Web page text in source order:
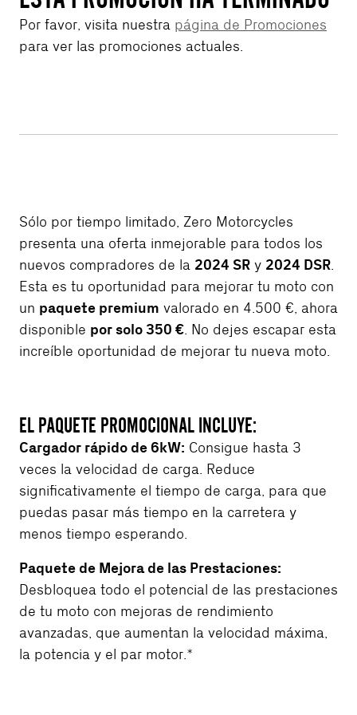
Por favor, visita nuestra página de Promociones
para ver las promociones actuales.
Sólo por tiempo limitado, Zero Motorcycles
presenta una oferta inmejorable para todos los
nuevos compradores de la 2024 SR y 2024 DSR
Esta es tu oportunidad para mejorar tu moto con
un paquete premium valorado en 4.500 €, ahora
disponible por solo 350 € . No dejes escapar esta
increíble oportunidad de mejorar tu nueva moto.
EL PAQUETE PROMOCIONAL INCLUYE:
Cargador rápido de 6kW: Consigue hasta 3
veces la velocidad de carga. Reduce
significativamente el tiempo de carga, para que
puedas pasar más tiempo en la carretera y
menos tiempo esperando.
Paquete de Mejora de las Prestaciones:
Desbloquea todo el potencial de las prestaciones
de tu moto con mejoras de rendimiento
avanzadas, que aumentan la velocidad máxima,
la potencia y el par motor.*